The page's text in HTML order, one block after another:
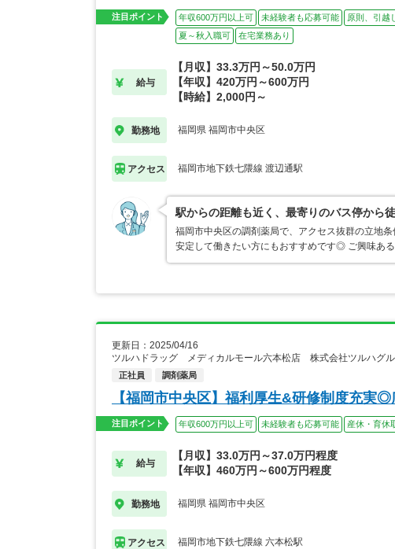
注目ポイント 年収600万円以上可 未経験者も応募可能 原則、引越
夏～秋入職可
在宅業務あり
給与
【月収】33.3万円～50.0万円
【年収】420万円～600万円
【時給】2,000円～
勤務地 福岡県 福岡市中央区
アクセス 福岡市地下鉄七隈線 渡辺通駅
駅からの距離も近く、最寄りのバス停から
福岡市中央区の調剤薬局で、アクセス抜群の立地
安定して働きたい方にもおすすめです◎ ご興味あ
更新日：2025/04/16
ツルハドラッグ メディカルモール六本松店 株式会社ツルハグ
正社員 調剤薬局
【福岡市中央区】福利厚生&研修制度充実
注目ポイント 年収600万円以上可 未経験者も応募可能 産休・育休
給与
【月収】33.0万円～37.0万円程度
【年収】460万円～600万円程度
勤務地 福岡県 福岡市中央区
アクセス 福岡市地下鉄七隈線 六本松駅